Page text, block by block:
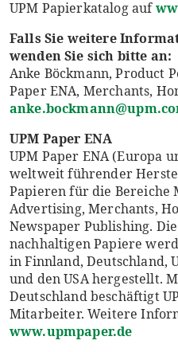
UPM Papierkatalog auf
Falls Sie weitere
wenden Sie sich bitte an:
Anke Böckmann, Product
Paper ENA, Merchants,
UPM Paper ENA
UPM Paper ENA (Europa
weltweit führender
Papieren für die Bereiche
Advertising, Merchants,
Newspaper Publishing.
nachhaltigen Papiere
in Finnland, Deutschland,
und den USA hergestellt.
Deutschland beschäftigt
Mitarbeiter. Weitere
www.upmpaper.de